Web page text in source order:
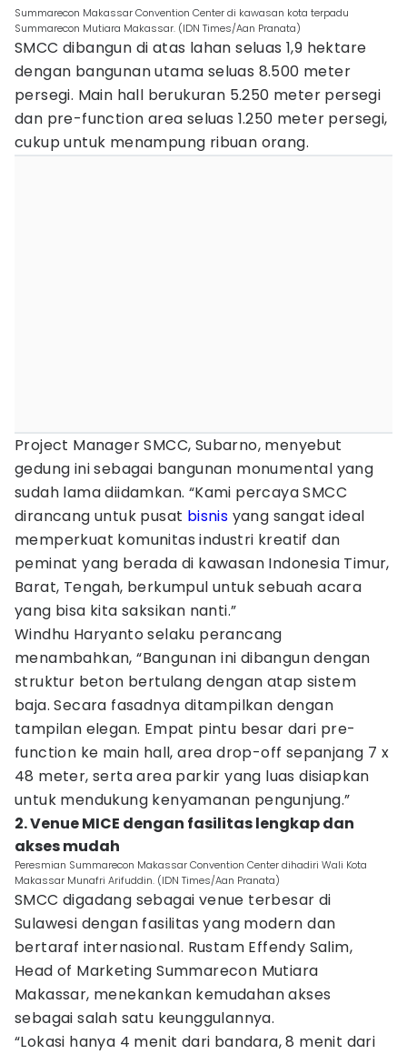
Summarecon Makassar Convention Center di kawasan kota terpadu
Summarecon Mutiara Makassar. (IDN Times/Aan Pranata)
SMCC dibangun di atas lahan seluas 1,9 hektare
dengan bangunan utama seluas 8.500 meter
persegi. Main hall berukuran 5.250 meter persegi
dan pre-function area seluas 1.250 meter persegi,
cukup untuk menampung ribuan orang.
Project Manager SMCC, Subarno, menyebut
gedung ini sebagai bangunan monumental yang
sudah lama diidamkan. “Kami percaya SMCC
dirancang untuk pusat bisnis yang sangat ideal
memperkuat komunitas industri kreatif dan
peminat yang berada di kawasan Indonesia Timur,
Barat, Tengah, berkumpul untuk sebuah acara
yang bisa kita saksikan nanti.”
Windhu Haryanto selaku perancang
menambahkan, “Bangunan ini dibangun dengan
struktur beton bertulang dengan atap sistem
baja. Secara fasadnya ditampilkan dengan
tampilan elegan. Empat pintu besar dari pre-
function ke main hall, area drop-off sepanjang 7 x
48 meter, serta area parkir yang luas disiapkan
untuk mendukung kenyamanan pengunjung.”
2. Venue MICE dengan fasilitas lengkap dan
akses mudah
Peresmian Summarecon Makassar Convention Center dihadiri Wali Kota
Makassar Munafri Arifuddin. (IDN Times/Aan Pranata)
SMCC digadang sebagai venue terbesar di
Sulawesi dengan fasilitas yang modern dan
bertaraf internasional. Rustam Effendy Salim,
Head of Marketing Summarecon Mutiara
Makassar, menekankan kemudahan akses
sebagai salah satu keunggulannya.
“Lokasi hanya 4 menit dari bandara, 8 menit dari